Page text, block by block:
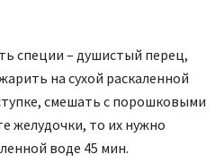
специи – душистый перец,
на сухой раскаленной
смешать с порошковыми
желудочки, то их нужно
воде 45 мин.